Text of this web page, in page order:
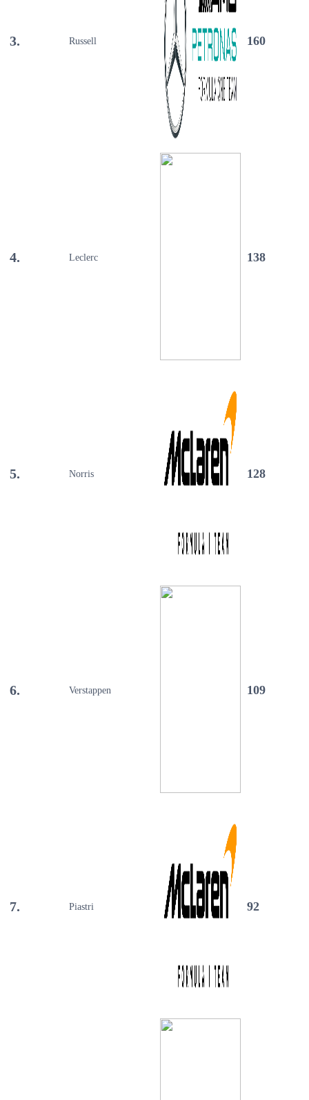
3. Russell 160
4. Leclerc 138
5. Norris 128
6. Verstappen 109
7. Piastri 92